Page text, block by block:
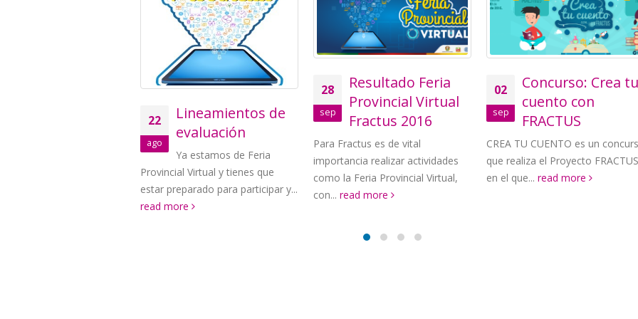
22
ago
Lineamientos de
evaluación
Ya estamos de Feria
Provincial Virtual y tienes que
estar preparado para participar y...
read more
28
sep
Resultado Feria
Provincial Virtual
Fractus 2016
Para Fractus es de vital
importancia realizar actividades
como la Feria Provincial Virtual,
con...read more
02
sep
Concurso: Crea tu
cuento con
FRACTUS
CREA TU CUENTO es un concurso
que realiza el Proyecto FRACTUS
en el que...read more